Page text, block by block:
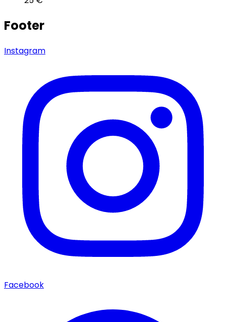
Footer
Instagram
Facebook